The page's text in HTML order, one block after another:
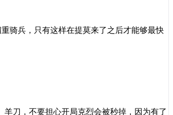
骑兵，只有这样在提莫来了之后才能够最快
刀，不要担心开局克烈会被秒掉，因为有了